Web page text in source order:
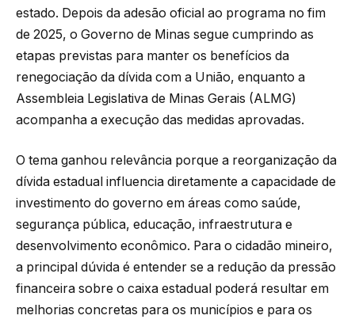
estado. Depois da adesão oficial ao programa no fim
de 2025, o Governo de Minas segue cumprindo as
etapas previstas para manter os benefícios da
renegociação da dívida com a União, enquanto a
Assembleia Legislativa de Minas Gerais (ALMG)
acompanha a execução das medidas aprovadas.
O tema ganhou relevância porque a reorganização da
dívida estadual influencia diretamente a capacidade de
investimento do governo em áreas como saúde,
segurança pública, educação, infraestrutura e
desenvolvimento econômico. Para o cidadão mineiro,
a principal dúvida é entender se a redução da pressão
financeira sobre o caixa estadual poderá resultar em
melhorias concretas para os municípios e para os